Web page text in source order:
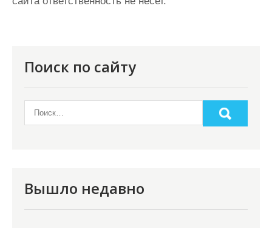
Поиск по сайту
Вышло недавно